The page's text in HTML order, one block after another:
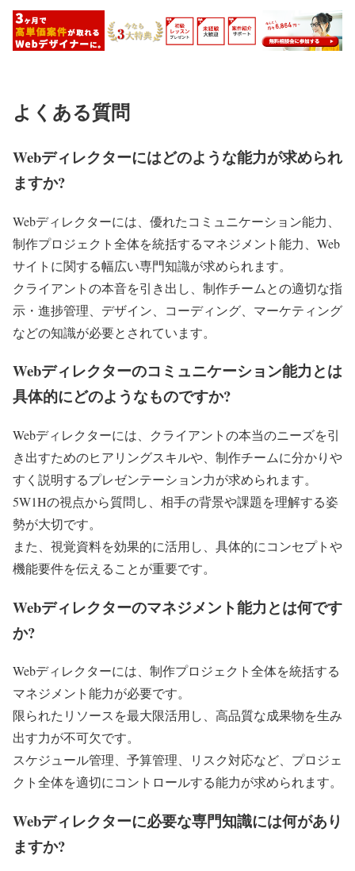
よくある質問
Webディレクターにはどのような能力が求められ
ますか?
Webディレクターには、優れたコミュニケーション能力、
制作プロジェクト全体を統括するマネジメント能力、Web
サイトに関する幅広い専門知識が求められます。
クライアントの本音を引き出し、制作チームとの適切な指
示・進捗管理、デザイン、コーディング、マーケティング
などの知識が必要とされています。
Webディレクターのコミュニケーション能力とは
具体的にどのようなものですか?
Webディレクターには、クライアントの本当のニーズを引
き出すためのヒアリングスキルや、制作チームに分かりや
すく説明するプレゼンテーション力が求められます。
5W1Hの視点から質問し、相手の背景や課題を理解する姿
勢が大切です。
また、視覚資料を効果的に活用し、具体的にコンセプトや
機能要件を伝えることが重要です。
Webディレクターのマネジメント能力とは何です
か?
Webディレクターには、制作プロジェクト全体を統括する
マネジメント能力が必要です。
限られたリソースを最大限活用し、高品質な成果物を生み
出す力が不可欠です。
スケジュール管理、予算管理、リスク対応など、プロジェ
クト全体を適切にコントロールする能力が求められます。
Webディレクターに必要な専門知識には何があり
ますか?